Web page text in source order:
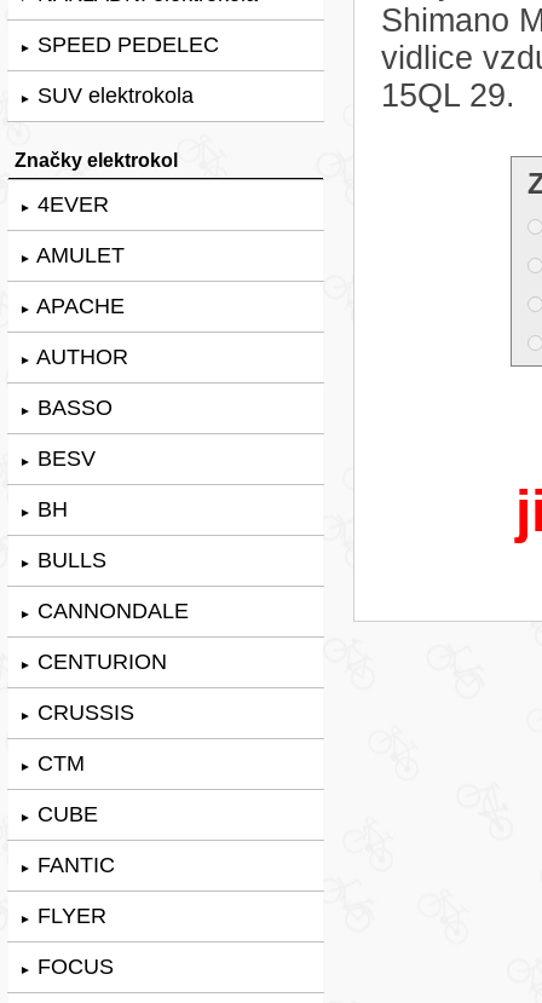
► SPEED PEDELEC
► SUV elektrokola
Značky elektrokol
► 4EVER
► AMULET
► APACHE
► AUTHOR
► BASSO
► BESV
► BH
► BULLS
► CANNONDALE
► CENTURION
► CRUSSIS
► CTM
► CUBE
► FANTIC
► FLYER
► FOCUS
Shimano
vidlice
15QL 29.